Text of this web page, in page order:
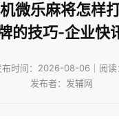
微乐麻将怎样
的技巧-企业快
布时间：2026-08-06｜阅读
发布者：发辅网